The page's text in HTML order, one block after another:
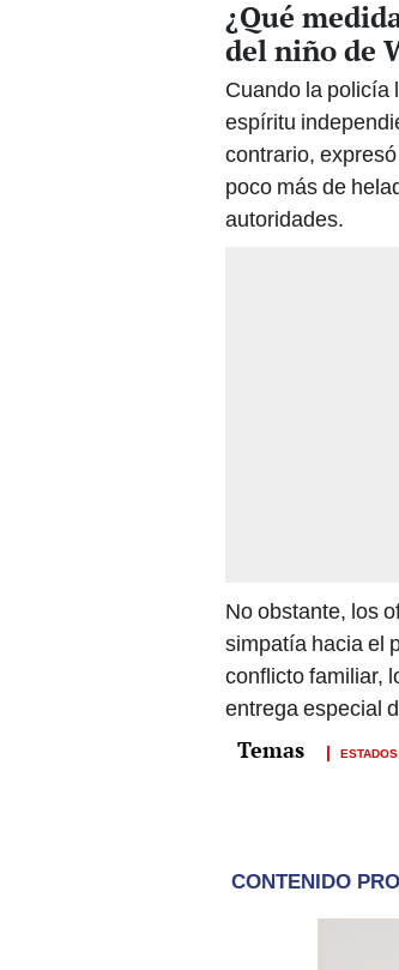
¿Qué
del niño de
Cuando la policía
espíritu
contrario,
poco más de
autoridades.
No obstante, los
simpatía hacia el
conflicto familiar,
entrega especial